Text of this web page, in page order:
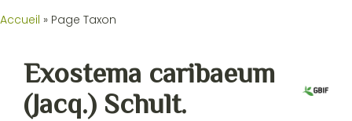
Accueil » Page Taxon
Exostema caribaeum
(Jacq.) Schult.